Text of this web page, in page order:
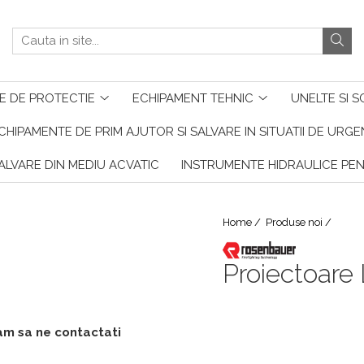
DE PROTECTIE ECHIPAMENT TEHNIC UNELTE SI
DE PRIM AJUTOR SI SALVARE IN SITUATII DE
DIN MEDIU ACVATIC INSTRUMENTE HIDRAULICE
Home / Produse noi /
Proiectoare
sa ne contactati